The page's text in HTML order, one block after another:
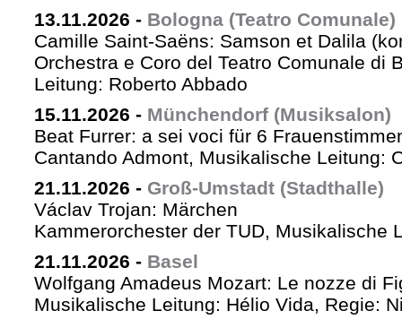
13.11.2026 - Bologna (Teatro Comunale)
Camille Saint-Saëns: Samson et Dalila
Orchestra e Coro del Teatro Comunale di
Leitung: Roberto Abbado
15.11.2026 - Münchendorf (Musiksalon)
Beat Furrer: a sei voci für 6
Cantando Admont, Musikalische Leitung:
21.11.2026 - Groß-Umstadt (Stadthalle)
Václav Trojan: Märchen
Kammerorchester der TUD, Musikalische
21.11.2026 - Basel
Wolfgang Amadeus Mozart: Le nozze di
Musikalische Leitung: Hélio Vida, Regie: